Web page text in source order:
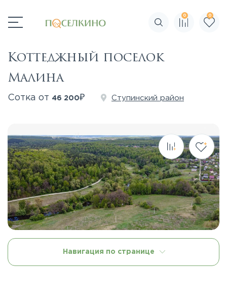
Поиск по сайту
0 0
Коттеджный поселок
Малина
Сотка от 46 200₽ Ступинский район
Навигация по странице